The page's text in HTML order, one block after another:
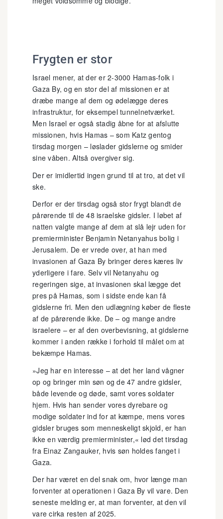
Frygten er stor
Israel mener, at der er 2-3000 Hamas-folk i
Gaza By, og en stor del af missionen er at
dræbe mange af dem og ødelægge deres
infrastruktur, for eksempel tunnelnetværket.
Men Israel er også stadig åbne for at afslutte
missionen, hvis Hamas – som Katz gentog
tirsdag morgen – løslader gidslerne og smider
sine våben. Altså overgiver sig.
Der er imidlertid ingen grund til at tro, at det vil
ske.
Derfor er der tirsdag også stor frygt blandt de
pårørende til de 48 israelske gidsler. I løbet af
natten valgte mange af dem at slå lejr uden for
premierminister Benjamin Netanyahus bolig i
Jerusalem. De er vrede over, at han med
invasionen af Gaza By bringer deres kæres liv
yderligere i fare. Selv vil Netanyahu og
regeringen sige, at invasionen skal lægge det
pres på Hamas, som i sidste ende kan få
gidslerne fri. Men den udlægning køber de fleste
af de pårørende ikke. De – og mange andre
israelere – er af den overbevisning, at gidslerne
kommer i anden række i forhold til målet om at
bekæmpe Hamas.
»Jeg har en interesse – at det her land vågner
op og bringer min søn og de 47 andre gidsler,
både levende og døde, samt vores soldater
hjem. Hvis han sender vores dyrebare og
modige soldater ind for at kæmpe, mens vores
gidsler bruges som menneskeligt skjold, er han
ikke en værdig premierminister,« lød det tirsdag
fra Einaz Zangauker, hvis søn holdes fanget i
Gaza.
Der har været en del snak om, hvor længe man
forventer at operationen i Gaza By vil vare. Den
seneste melding er, at man forventer, at den vil
vare cirka resten af 2025.